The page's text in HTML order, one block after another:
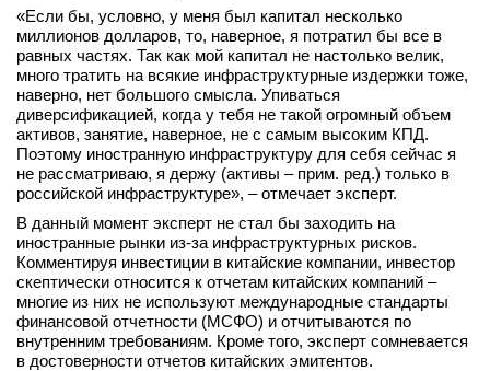
«Если бы, условно, у меня был капитал несколько
миллионов долларов, то, наверное, я потратил бы все в
равных частях. Так как мой капитал не настолько велик,
много тратить на всякие инфраструктурные издержки тоже,
наверно, нет большого смысла. Упиваться
диверсификацией, когда у тебя не такой огромный объем
активов, занятие, наверное, не с самым высоким КПД.
Поэтому иностранную инфраструктуру для себя сейчас я
не рассматриваю, я держу (активы – прим. ред.) только в
российской инфраструктуре», – отмечает эксперт.
В данный момент эксперт не стал бы заходить на
иностранные рынки из-за инфраструктурных рисков.
Комментируя инвестиции в китайские компании, инвестор
скептически относится к отчетам китайских компаний –
многие из них не используют международные стандарты
финансовой отчетности (МСФО) и отчитываются по
внутренним требованиям. Кроме того, эксперт сомневается
в достоверности отчетов китайских эмитентов.